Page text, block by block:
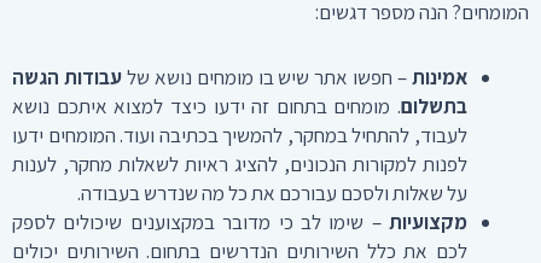
המומחים? הנה מספר דגשים:
אמינות– חפשו אתר שיש בו מומחים נושא שלעבודות הגשה
בתשלום. מומחים בתחום זה ידעו כיצד למצוא איתכם נושא
לעבוד, להתחיל במחקר, להמשיך בכתיבה ועוד. המומחים ידעו
לפנות למקורות הנכונים, להציג ראיות לשאלות מחקר, לענות
על שאלות ולסכם עבורכם את כל מה שנדרש בעבודה.
מקצועיות– שימו לב כי מדובר במקצוענים שיכולים לספק
לכם את כלל השירותים הנדרשים בתחום. השירותים יכולים